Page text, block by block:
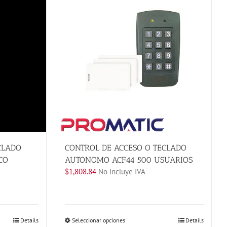
Details
CONTROL DE ACCESO O TECLADO
AUTONOMO ACF44 500 USUARIOS
$1,808.84 No incluye IVA
Seleccionar opcionesEste Details